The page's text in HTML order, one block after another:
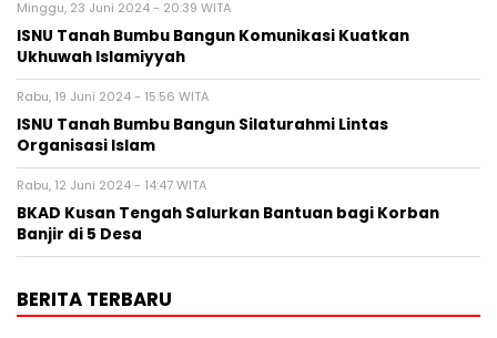
Minggu, 23 Juni 2024 - 20:39 WITA
ISNU Tanah Bumbu Bangun Komunikasi Kuatkan
Ukhuwah Islamiyyah
Rabu, 19 Juni 2024 - 15:56 WITA
ISNU Tanah Bumbu Bangun Silaturahmi Lintas
Organisasi Islam
Rabu, 12 Juni 2024 - 14:47 WITA
BKAD Kusan Tengah Salurkan Bantuan bagi Korban
Banjir di 5 Desa
BERITA TERBARU